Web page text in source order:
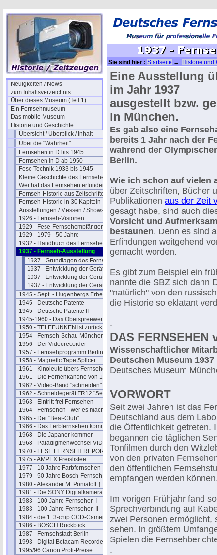
Neuigkeiten / News
zum Inhaltsverzeichnis
Über dieses Museum (Teil 1)
Ein Fernsehmuseum
Das mobile Museum
Historie und Geschichte
Übersicht / Überblick / Inhalt
Über die "Wahrheit"
Fernsehen in D bis 1945
Fernsehen in D ab 1950
Fese Technik 1933 bis 1945
Kleine Geschichte des Fernsehens
Wer hat das Fernsehen erfunden?
Fernseh-Historie aus Zeitschriften
Fernseh-Historie in 30 Kapiteln
Ausstellungen / Messen / Shows
1926 - Fernseh-Visionen
1929 - Fese-Fernsehempfänger
1929 - 1979 - 50 Jahre
1932 - Handbuch des Fernsehens
1937 - Fernseh-Ausstellung
1937 - Grundlagen des Fernsehens
1937 - Entwicklung der Geräte I
1937 - Entwicklung der Geräte II
1937 - Entwicklung der Geräte III
1945 - Sept. - Hugenbergs Erbe
1945 - Deutsche Patente
1945 - Deutsche Patente II
1945-1960 - Das Oberspreewerk
1950 - TELEFUNKEN ist zurück
1954 - Fernseh-Schau München
1956 - Der Videorecorder
1957 - Fernsehprogramm Berlin
1958 - Magnetic Tape Splicer
1961 - Kinoleute übers Fernsehen
1961 - Die Fernehkanone von 1936
1962 - Video-Band "schneiden"
1962 - Schneidegerät FR12 "Senior"
1963 - Eintritt frei Fernsehen
1964 - Fernsehen - wer es macht
1965 - Der "Beat-Club"
1966 - Das Ferbfernsehen kommt
1968 - Die Japaner kommen
1968 - Paradigmenwechsel VIDEO
1970 - FESE FERNSEH REPORT
1975 - AMPEX Preislistee
1977 - 10 Jahre Farbfernsehen
1979 - 50 Jahre Bosch-Fernseh
1980 - Alexander M. Poniatoff †
1981 - Die SONY Digitalkamera
1983 - 100 Jahre Fernsehen I
1983 - 100 Jahre Fernsehen II
1984 - die 1. 3-chip CCD-Camera
1986 - BOSCH Rückblick
1987 - Fernsehstadt Berlin
1993 - Digital Betacam Recorder
1995/96 Canon Profi-Preise
Sie sind hier : Startseite → Historie und
Eine Ausstellung
im Jahr 1937
ausgestellt bzw.
in München.
Es gab also eine
bereits 1 Jahr nach der
während der
Berlin.
Wie ich schon auf vielen
über Zeitschriften, Bücher
Publikationen aus der Zeit
gesagt habe, sind auch
Vorsicht und
bestaunen. Denn es sind
Erfindungen weitgehend
gemacht worden.
Es gibt zum Beispiel ein
nannte die SBZ sich dann
"natürlich" von den
die Historie so eklatant
.
DAS FERNSEHEN
Wissenschaftlicher
Deutschen Museum
Deutsches Museum
VORWORT
Seit zwei Jahren ist das
Deutschland aus dem
die Öffentlichkeit getreten.
begannen die täglichen
Tonfilmen durch den
von den privaten
den öffentlichen
empfangen werden
Im vorigen Frühjahr fand
Sprechverbindung auf
zwei Personen ermöglicht,
sehen. In größtem
Spielen die
.